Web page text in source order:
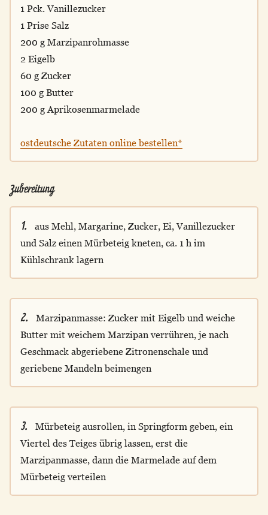
1 Pck. Vanillezucker
1 Prise Salz
200 g Marzipanrohmasse
2 Eigelb
60 g Zucker
100 g Butter
200 g Aprikosenmarmelade
ostdeutsche Zutaten online bestellen*
Zubereitung
1.
aus Mehl, Margarine, Zucker, Ei, Vanillezucker
und Salz einen Mürbeteig kneten, ca. 1 h im
Kühlschrank lagern
2.
Marzipanmasse: Zucker mit Eigelb und weiche
Butter mit weichem Marzipan verrühren, je nach
Geschmack abgeriebene Zitronenschale und
geriebene Mandeln beimengen
3.
Mürbeteig ausrollen, in Springform geben, ein
Viertel des Teiges übrig lassen, erst die
Marzipanmasse, dann die Marmelade auf dem
Mürbeteig verteilen